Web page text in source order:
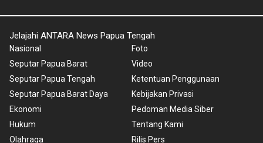
Jelajahi ANTARA News Papua Tengah
Nasional
Seputar Papua Barat
Seputar Papua Tengah
Seputar Papua Barat Daya
Ekonomi
Hukum
Olahraga
Foto
Video
Ketentuan Penggunaan
Kebijakan Privasi
Pedoman Media Siber
Tentang Kami
Rilis Pers